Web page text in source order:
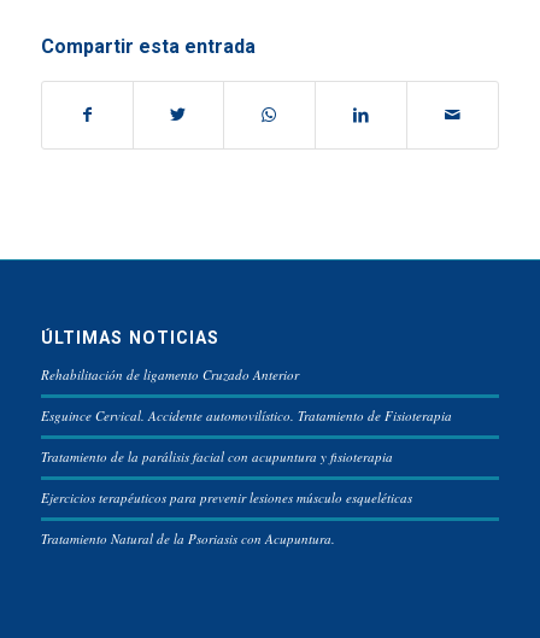
Compartir esta entrada
ÚLTIMAS NOTICIAS
Rehabilitación de ligamento Cruzado Anterior
Esguince Cervical. Accidente automovilístico. Tratamiento de Fisioterapia
Tratamiento de la parálisis facial con acupuntura y fisioterapia
Ejercicios terapéuticos para prevenir lesiones músculo esqueléticas
Tratamiento Natural de la Psoriasis con Acupuntura.